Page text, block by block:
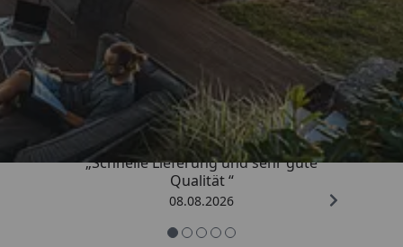
Trusted Shops
4,81/ 5
„Schnelle Lieferung und sehr gute
Qualität “
08.08.2026